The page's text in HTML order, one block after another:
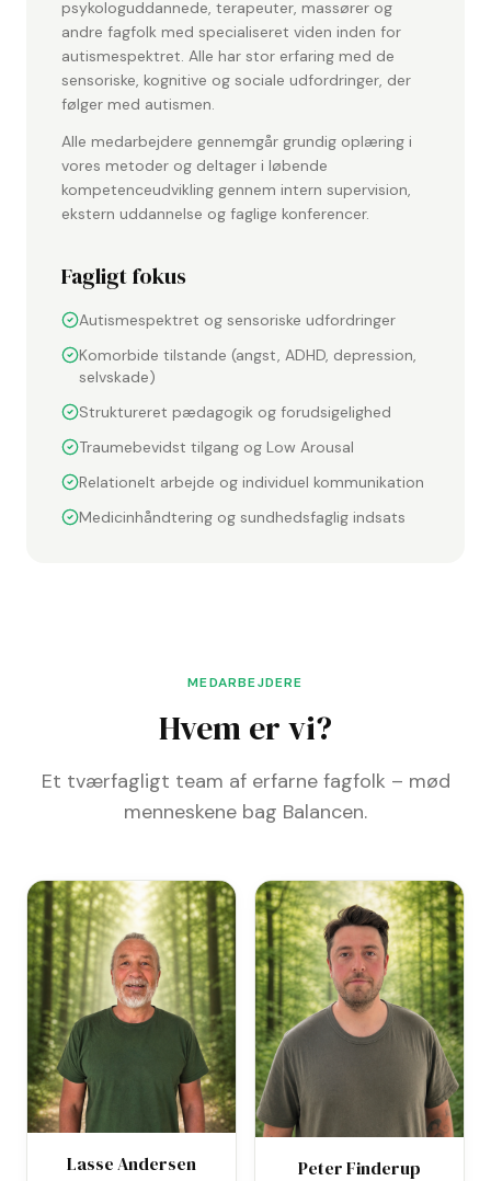
psykologuddannede, terapeuter, massører og
andre fagfolk med specialiseret viden inden for
autismespektret. Alle har stor erfaring med de
sensoriske, kognitive og sociale udfordringer, der
følger med autismen.
Alle medarbejdere gennemgår grundig oplæring i
vores metoder og deltager i løbende
kompetenceudvikling gennem intern supervision,
ekstern uddannelse og faglige konferencer.
Fagligt fokus
Autismespektret og sensoriske udfordringer
Komorbide tilstande (angst, ADHD, depression,
selvskade)
Struktureret pædagogik og forudsigelighed
Traumebevidst tilgang og Low Arousal
Relationelt arbejde og individuel kommunikation
Medicinhåndtering og sundhedsfaglig indsats
MEDARBEJDERE
Hvem er vi?
Et tværfagligt team af erfarne fagfolk – mød
menneskene bag Balancen.
Lasse Andersen Peter Finderup